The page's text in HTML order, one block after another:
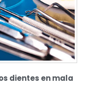
dientes en mala